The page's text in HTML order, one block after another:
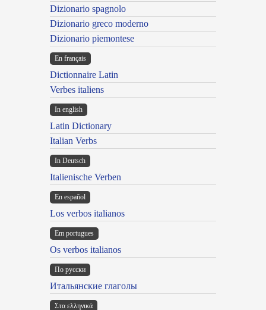
Dizionario spagnolo
Dizionario greco moderno
Dizionario piemontese
En français
Dictionnaire Latin
Verbes italiens
In english
Latin Dictionary
Italian Verbs
In Deutsch
Italienische Verben
En español
Los verbos italianos
Em portugues
Os verbos italianos
По русски
Итальянские глаголы
Στα ελληνικά